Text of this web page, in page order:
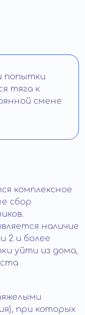
попытки
тяга к
смене
комплексное
сбор
наличие
2 и более
уйти из дома,
при которых